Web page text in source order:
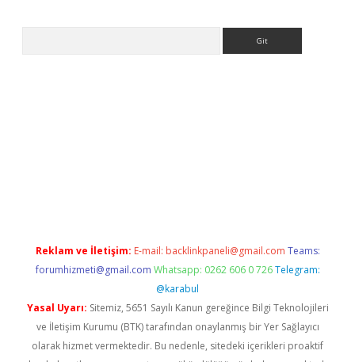
Reklam ve İletişim: E-mail: backlinkpaneli@gmail.com Teams:
forumhizmeti@gmail.com Whatsapp: 0262 606 0 726 Telegram:
@karabul
Yasal Uyarı: Sitemiz, 5651 Sayılı Kanun gereğince Bilgi Teknolojileri
ve İletişim Kurumu (BTK) tarafından onaylanmış bir Yer Sağlayıcı
olarak hizmet vermektedir. Bu nedenle, sitedeki içerikleri proaktif